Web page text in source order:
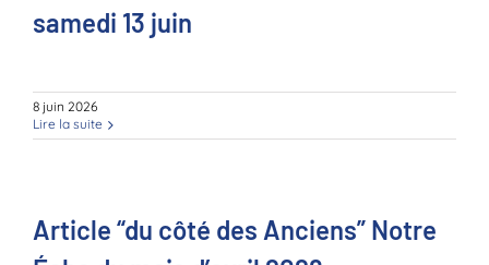
samedi 13 juin
8 juin 2026
Lire la suite
Article “du côté des Anciens” Notre